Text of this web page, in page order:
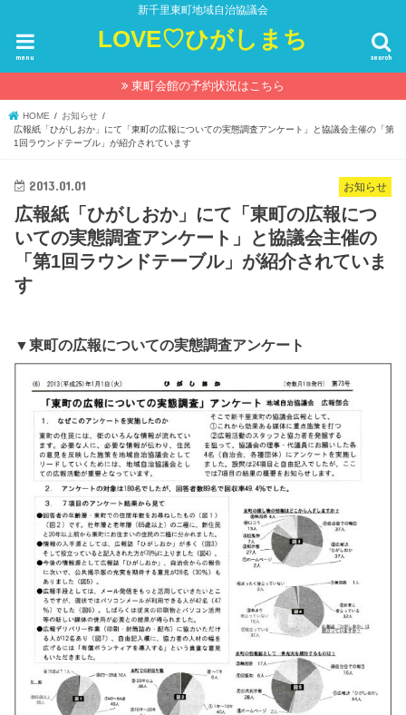
新千里東町地域自治協議会
LOVE♡ひがしまち
search
menu
東町会館の予約状況はこちら
HOME
お知らせ
広報紙「ひがしおか」にて「東町の広報についての実態調査アンケート」と協議会主催の「第
1回ラウンドテーブル」が紹介されています
お知らせ
2013.01.01
広報紙「ひがしおか」にて「東町の広報につ
いての実態調査アンケート」と協議会主催の
「第1回ラウンドテーブル」が紹介されていま
す
▼東町の広報についての実態調査アンケート